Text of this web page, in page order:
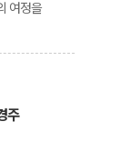
여정을
주